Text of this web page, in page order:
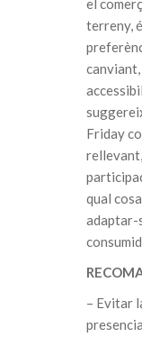
el
terreny,
Friday
qual
adaptar-
– Evitar